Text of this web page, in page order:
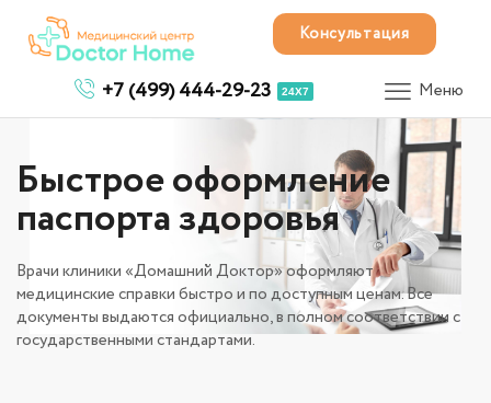
Консультация
+7 (499) 444-29-23 24X7 Меню
Быстрое оформление
паспорта здоровья
Врачи клиники «Домашний Доктор» оформляют
медицинские справки быстро и по доступным ценам. Все
документы выдаются официально, в полном соответствии с
государственными стандартами.